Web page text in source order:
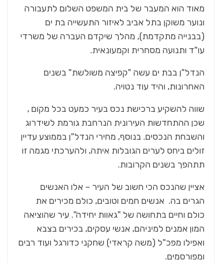
מאוד הוא המעבר של בית המשפט השלום לתעבורה
ונוער משוקן בתל אביב לאיזור התעשייה בת ים
(בבנייה מתקדמת), מהלך שיקדם העברה של משרדי
עו"ד ותנועה מסחרית וקמעונאית.
הנדל"ן בבת ים עשה "קפיצה משולשת" בשנים
האחרונות, והיד עוד נטויה.
שווה להשקיע ברכישת נכס בעיר כמעט בכל מקום ,
שכן ההתחדשות העירונית הנרחבת גורמת לשידרוג
והשבחת הנכסים. בנוסף, מחירי הנדל"ן בממוצע עדיין
זולים ביחס לערים הגובלות איתה, ולהערכתי מגמה זו
תתהפך בשנים הקרובות.
אציין שהנכס הכי חשוב של העיר – אלו האנשים
הגרים בה. אנשים חמים וטובים, כולם מכירים את
כולם וחיים בתחושה של "גאוות יחידה". עיר שהוציאה
המון אמנים למיניהם, אנשי עסקים, בכירים בצבא
ואפילו מפכ"ל (משה קראדי) שחקני כדורגל ועוד רבים
ומפורסמים.